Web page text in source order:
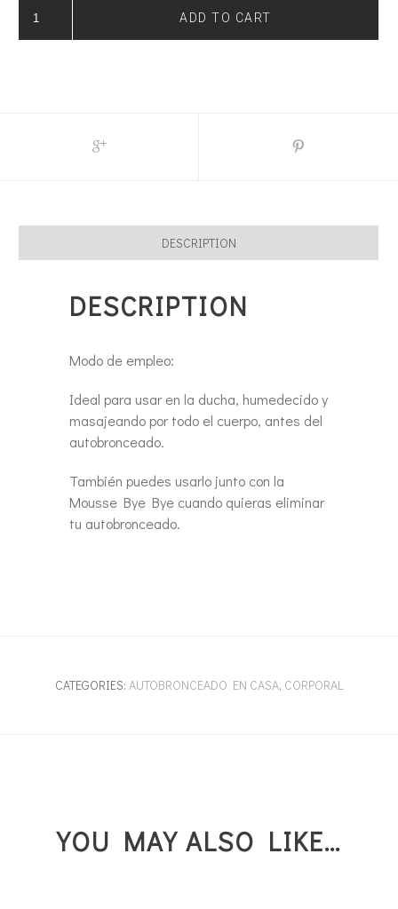
QUANTITY
ADD TO CART
DESCRIPTION
DESCRIPTION
Modo de empleo:
Ideal para usar en la ducha, humedecido y
masajeando por todo el cuerpo, antes del
autobronceado.
También puedes usarlo junto con la
Mousse Bye Bye cuando quieras eliminar
tu autobronceado.
CATEGORIES: AUTOBRONCEADO EN CASA, CORPORAL
YOU MAY ALSO LIKE…